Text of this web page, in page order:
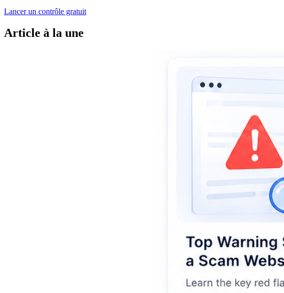
Lancer un contrôle gratuit
Article à la une